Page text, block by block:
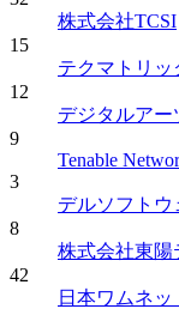
株式会社TCSI
15
テクマトリッ
12
デジタルアー
9
Tenable
3
デルソフトウ
8
株式会社東陽
42
日本ワムネ